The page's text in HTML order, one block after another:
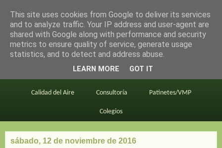
en bici por madrid
Este blog BiciMAD Primeros consejos
Calidad del Aire Consultoría Patinetes/VMP
Colegios
sábado, 12 de noviembre de 2016
This site uses cookies from Google to deliver its services
and to analyze traffic. Your IP address and user-agent are
shared with Google along with performance and security
metrics to ensure quality of service, generate usage
statistics, and to detect and address abuse.
LEARN MORE GOT IT